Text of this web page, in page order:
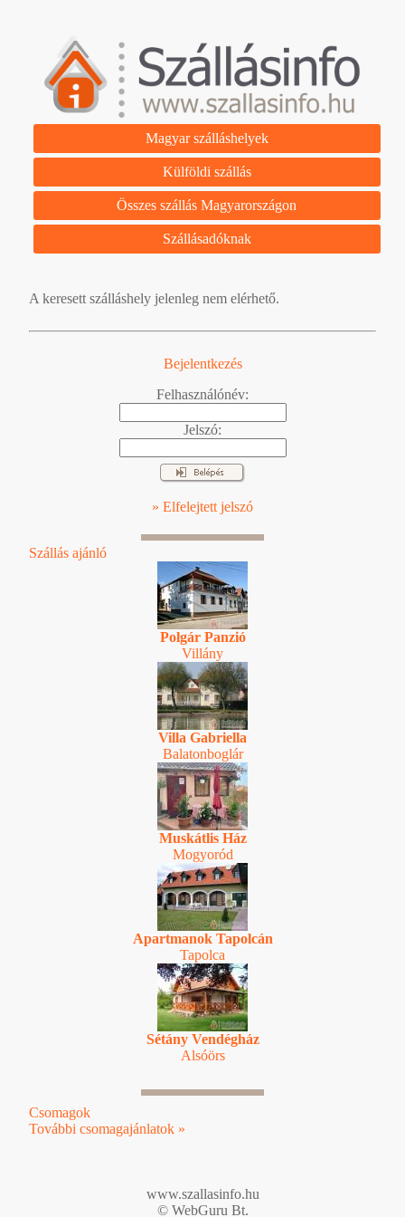
Magyar szálláshelyek
Külföldi szállás
Összes szállás Magyarországon
Szállásadóknak
A keresett szálláshely jelenleg nem elérhető.
Bejelentkezés
Felhasználónév:
Jelszó:
» Elfelejtett jelszó
Szállás ajánló
Polgár Panzió
Villány
Villa Gabriella
Balatonboglár
Muskátlis Ház
Mogyoród
Apartmanok Tapolcán
Tapolca
Sétány Vendégház
Alsóörs
Csomagok
További csomagajánlatok »
www.szallasinfo.hu
© WebGuru Bt.